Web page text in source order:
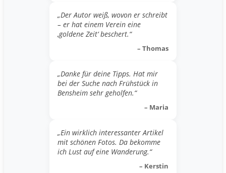
„Der Autor weiß, wovon er schreibt
– er hat einem Verein eine
‚goldene Zeit‘ beschert.“
– Thomas
„Danke für deine Tipps. Hat mir
bei der Suche nach Frühstück in
Bensheim sehr geholfen.“
– Maria
„Ein wirklich interessanter Artikel
mit schönen Fotos. Da bekomme
ich Lust auf eine Wanderung.“
– Kerstin